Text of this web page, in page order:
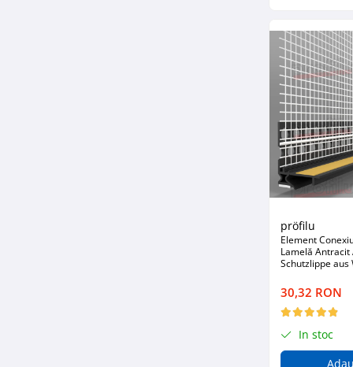
pröfilu
Element
Lamelă Antracit
Schutzlippe aus
30,32 RON
In stoc